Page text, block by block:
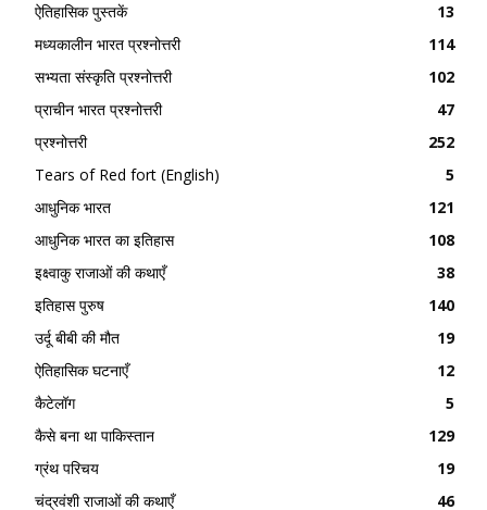
ऐतिहासिक पुस्तकें
13
मध्यकालीन भारत प्रश्नोत्तरी
114
सभ्यता संस्कृति प्रश्नोत्तरी
102
प्राचीन भारत प्रश्नोत्तरी
47
प्रश्नोत्तरी
252
Tears of Red fort (English)
5
आधुनिक भारत
121
आधुनिक भारत का इतिहास
108
इक्ष्वाकु राजाओं की कथाएँ
38
इतिहास पुरुष
140
उर्दू बीबी की मौत
19
ऐतिहासिक घटनाएँ
12
कैटेलॉग
5
कैसे बना था पाकिस्तान
129
ग्रंथ परिचय
19
चंद्रवंशी राजाओं की कथाएँ
46